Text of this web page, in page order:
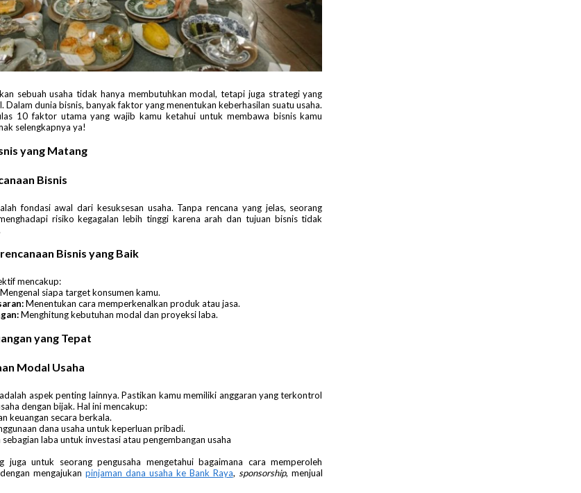
sebuah usaha tidak hanya membutuhkan modal, tetapi juga strategi yang
Dalam dunia bisnis, banyak faktor yang menentukan keberhasilan suatu usaha.
10 faktor utama yang wajib kamu ketahui untuk membawa bisnis kamu
selengkapnya ya!
yang Matang
Bisnis
fondasi awal dari kesuksesan usaha. Tanpa rencana yang jelas, seorang
risiko kegagalan lebih tinggi karena arah dan tujuan bisnis tidak
Bisnis yang Baik
mencakup:
siapa target konsumen kamu.
Menentukan cara memperkenalkan produk atau jasa.
Menghitung kebutuhan modal dan proyeksi laba.
yang Tepat
Modal Usaha
aspek penting lainnya. Pastikan kamu memiliki anggaran yang terkontrol
dengan bijak. Hal ini mencakup:
keuangan secara berkala.
dana usaha untuk keperluan pribadi.
laba untuk investasi atau pengembangan usaha​
juga untuk seorang pengusaha mengetahui bagaimana cara memperoleh
mengajukanpinjaman dana usaha ke Bank Raya, sponsorship, menjual